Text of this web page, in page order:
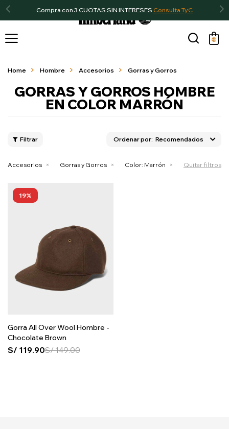
Compra con 3 CUOTAS SIN INTERESES Consulta TyC

Home Hombre Accesorios Gorras y Gorros
GORRAS Y GORROS HOMBRE
EN COLOR MARRÓN
Recomendados
Accesorios Gorras y Gorros Color: Marrón Quitar filtros
19
Gorra All Over Wool Hombre -
Chocolate Brown
S/ 119.90S/149.00